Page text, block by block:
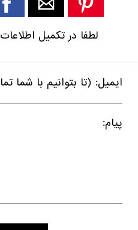
لطفا در تکمیل
ایمیل: (تا بتوانیم با شما
پیام: